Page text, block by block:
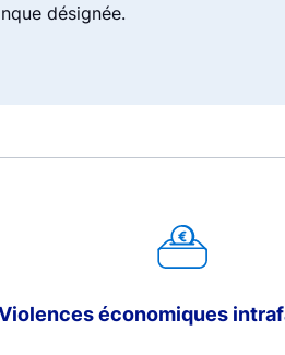
désignée.
économiques